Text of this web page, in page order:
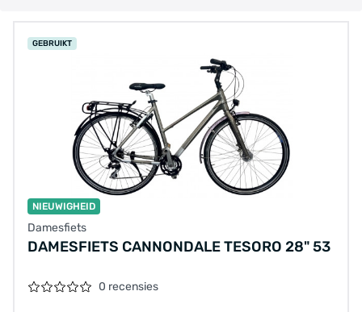
GEBRUIKT
NIEUWIGHEID
Damesfiets
DAMESFIETS CANNONDALE TESORO 28" 53
0 recensies